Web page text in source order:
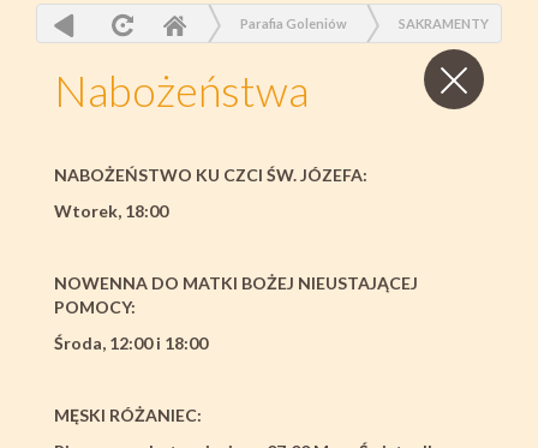
Parafia Goleniów SAKRAMENTY
Nabożeństwa
Nabożeństwa
Zamknij
wpis
NABOŻEŃSTWO KU CZCI ŚW. JÓZEFA:
Wtorek, 18:00
NOWENNA DO MATKI BOŻEJ NIEUSTAJĄCEJ
POMOCY:
Środa, 12:00 i 18:00
MĘSKI RÓŻANIEC: